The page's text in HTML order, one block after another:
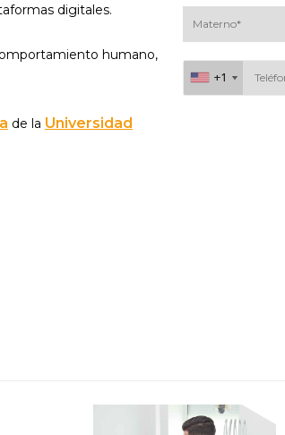
digitales.
humano,
de la Universidad
+1
+1